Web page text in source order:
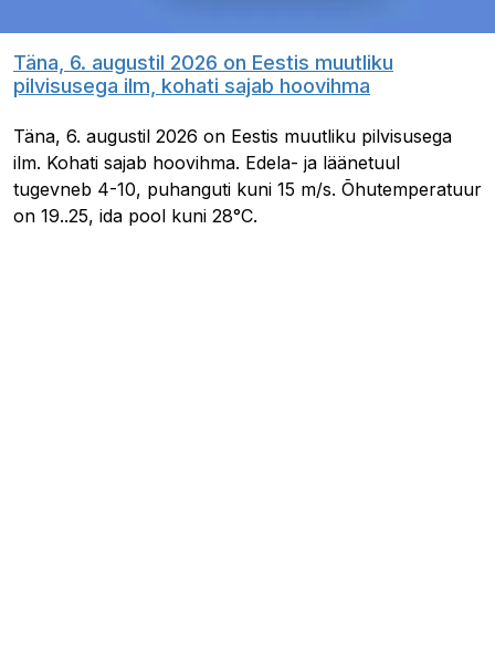
Täna, 6. augustil 2026 on Eestis muutliku
pilvisusega ilm, kohati sajab hoovihma
Täna, 6. augustil 2026 on Eestis muutliku pilvisusega
ilm. Kohati sajab hoovihma. Edela- ja läänetuul
tugevneb 4-10, puhanguti kuni 15 m/s. Õhutemperatuur
on 19..25, ida pool kuni 28°C.